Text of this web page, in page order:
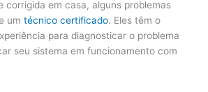
corrigida em casa, alguns problemas
umtécnico certificado. Eles têm o
para diagnosticar o problema
seu sistema em funcionamento com